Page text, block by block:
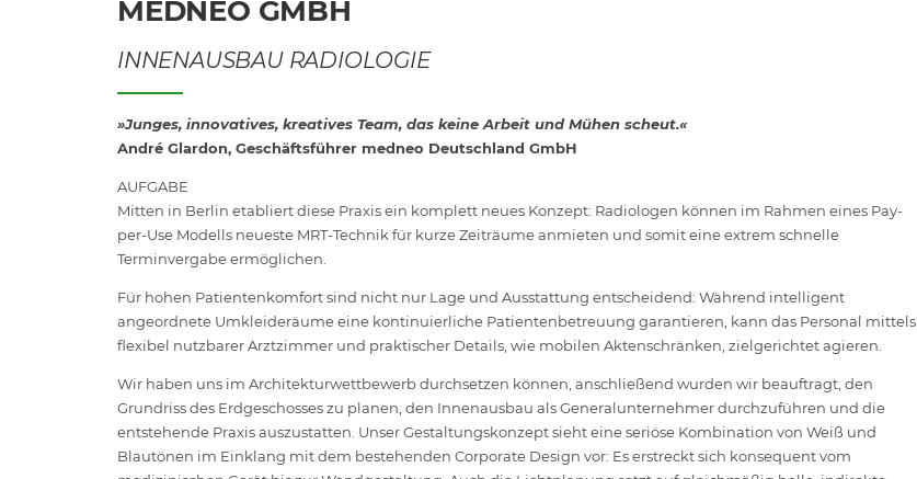
MEDNEO GMBH
INNENAUSBAU RADIOLOGIE
»Junges, innovatives, kreatives Team, das keine Arbeit und Mühen scheut.«
André Glardon, Geschäftsführer medneo Deutschland GmbH
AUFGABE
Mitten in Berlin etabliert diese Praxis ein komplett neues Konzept: Radiologen können im Rahmen eines Pay-
per-Use Modells neueste MRT-Technik für kurze Zeiträume anmieten und somit eine extrem schnelle
Terminvergabe ermöglichen.
Für hohen Patientenkomfort sind nicht nur Lage und Ausstattung entscheidend: Während intelligent
angeordnete Umkleideräume eine kontinuierliche Patientenbetreuung garantieren, kann das Personal mittels
flexibel nutzbarer Arztzimmer und praktischer Details, wie mobilen Aktenschränken, zielgerichtet agieren.
Wir haben uns im Architekturwettbewerb durchsetzen können, anschließend wurden wir beauftragt, den
Grundriss des Erdgeschosses zu planen, den Innenausbau als Generalunternehmer durchzuführen und die
entstehende Praxis auszustatten. Unser Gestaltungskonzept sieht eine seriöse Kombination von Weiß und
Blautönen im Einklang mit dem bestehenden Corporate Design vor: Es erstreckt sich konsequent vom